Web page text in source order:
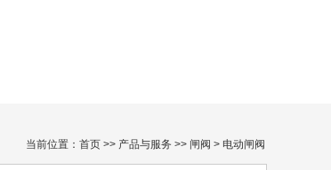
当前位置： 首页 >> 产品与服务 >> 闸阀 > 电动闸阀